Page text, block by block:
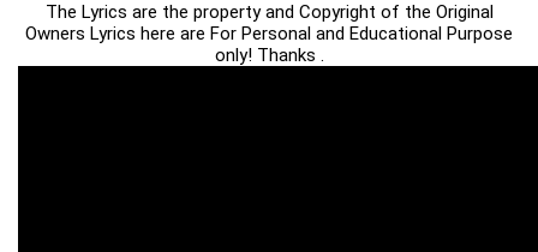
The Lyrics are the property and Copyright of the Original
Owners Lyrics here are For Personal and Educational Purpose
only! Thanks .